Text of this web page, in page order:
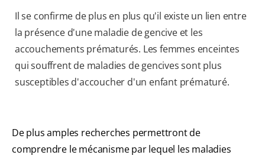
Il se confirme de plus en plus qu'il existe un lien entre
la présence d'une maladie de gencive et les
accouchements prématurés. Les femmes enceintes
qui souffrent de maladies de gencives sont plus
susceptibles d'accoucher d'un enfant prématuré.
De plus amples recherches permettront de
comprendre le mécanisme par lequel les maladies